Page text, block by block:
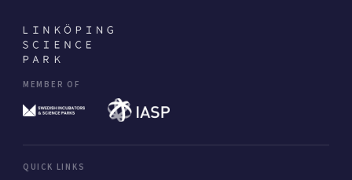
MEMBER OF
QUICK LINKS